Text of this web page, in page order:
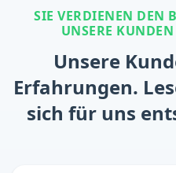
SIE VERDIENEN DEN
UNSERE
Unsere
Erfahrungen.
sich für uns